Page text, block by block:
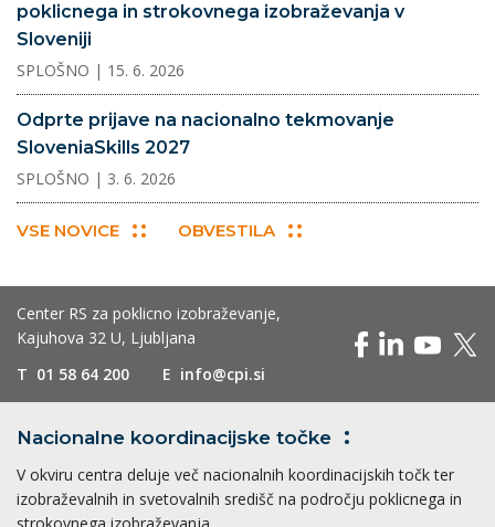
poklicnega in strokovnega izobraževanja v
Sloveniji
SPLOŠNO | 15. 6. 2026
Odprte prijave na nacionalno tekmovanje
SloveniaSkills 2027
SPLOŠNO | 3. 6. 2026
VSE NOVICE OBVESTILA
Center RS za poklicno izobraževanje,
Kajuhova 32 U, Ljubljana
T 01 58 64 200 E info@cpi.si
Nacionalne koordinacijske točke
V okviru centra deluje več nacionalnih koordinacijskih točk ter
izobraževalnih in svetovalnih središč na področju poklicnega in